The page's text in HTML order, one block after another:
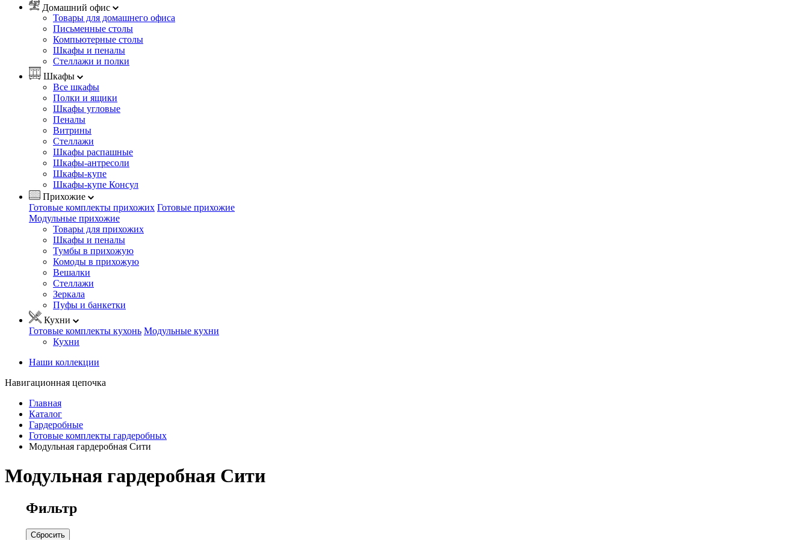
Домашний офис
Товары для домашнего офиса
Письменные столы
Компьютерные столы
Шкафы и пеналы
Стеллажи и полки
Шкафы
Все шкафы
Полки и ящики
Шкафы угловые
Пеналы
Витрины
Стеллажи
Шкафы распашные
Шкафы-антресоли
Шкафы-купе
Шкафы-купе Консул
Прихожие
Готовые комплекты прихожих Готовые прихожие
Модульные прихожие
Товары для прихожих
Шкафы и пеналы
Тумбы в прихожую
Комоды в прихожую
Вешалки
Стеллажи
Зеркала
Пуфы и банкетки
Кухни
Готовые комплекты кухонь Модульные кухни
Кухни
Наши коллекции
Навигационная цепочка
Главная
Каталог
Гардеробные
Готовые комплекты гардеробных
Модульная гардеробная Сити
Модульная гардеробная Сити
Фильтр
Сбросить